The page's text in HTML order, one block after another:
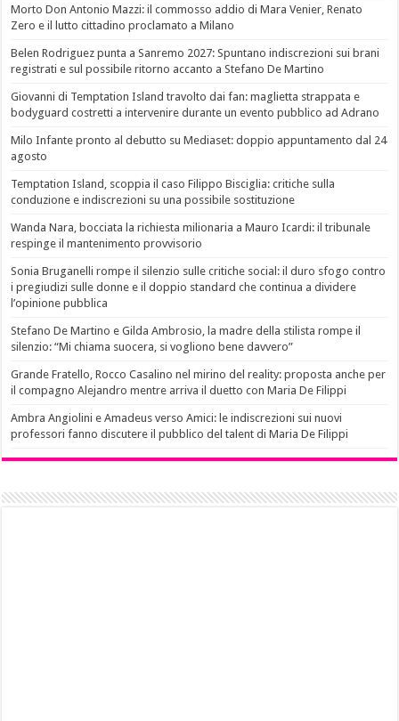
Morto Don Antonio Mazzi: il commosso addio di Mara Venier, Renato
Zero e il lutto cittadino proclamato a Milano
Belen Rodriguez punta a Sanremo 2027: Spuntano indiscrezioni sui brani
registrati e sul possibile ritorno accanto a Stefano De Martino
Giovanni di Temptation Island travolto dai fan: maglietta strappata e
bodyguard costretti a intervenire durante un evento pubblico ad Adrano
Milo Infante pronto al debutto su Mediaset: doppio appuntamento dal 24
agosto
Temptation Island, scoppia il caso Filippo Bisciglia: critiche sulla
conduzione e indiscrezioni su una possibile sostituzione
Wanda Nara, bocciata la richiesta milionaria a Mauro Icardi: il tribunale
respinge il mantenimento provvisorio
Sonia Bruganelli rompe il silenzio sulle critiche social: il duro sfogo contro
i pregiudizi sulle donne e il doppio standard che continua a dividere
l’opinione pubblica
Stefano De Martino e Gilda Ambrosio, la madre della stilista rompe il
silenzio: “Mi chiama suocera, si vogliono bene davvero”
Grande Fratello, Rocco Casalino nel mirino del reality: proposta anche per
il compagno Alejandro mentre arriva il duetto con Maria De Filippi
Ambra Angiolini e Amadeus verso Amici: le indiscrezioni sui nuovi
professori fanno discutere il pubblico del talent di Maria De Filippi